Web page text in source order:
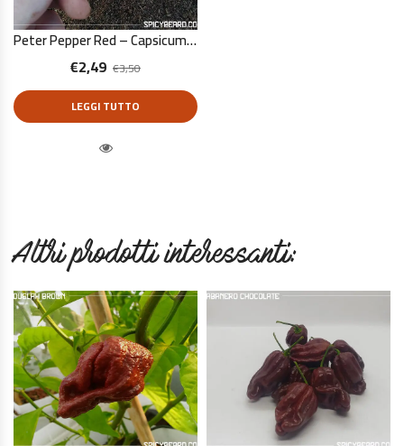
Peter Pepper Red – Capsicum Annuum – 10 Semi Puri
€3,50
€2,49
LEGGI TUTTO
Altri prodotti interessanti: